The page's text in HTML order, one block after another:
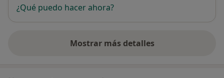
¿Qué puedo hacer ahora?
Mostrar más detalles
sobre la dirección